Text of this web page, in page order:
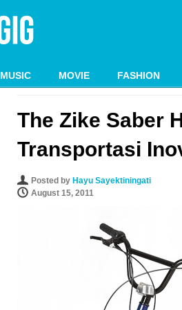
MUSIC MOVIE FASHION
The Zike Saber
Transportasi
Posted by Hayu Sayektiningati
August 15, 2011